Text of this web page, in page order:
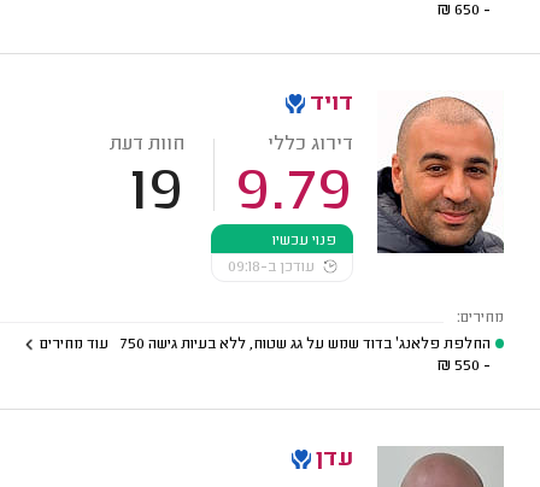
- 650
₪
דויד
דירוג כללי
9.79
חוות דעת
19
פנוי עכשיו
עודכן ב-09:18
מחירים:
החלפת פלאנג' בדוד שמש על גג שטוח, ללא בעיות גישה 750
- 550
₪
עוד מחירים
עדן